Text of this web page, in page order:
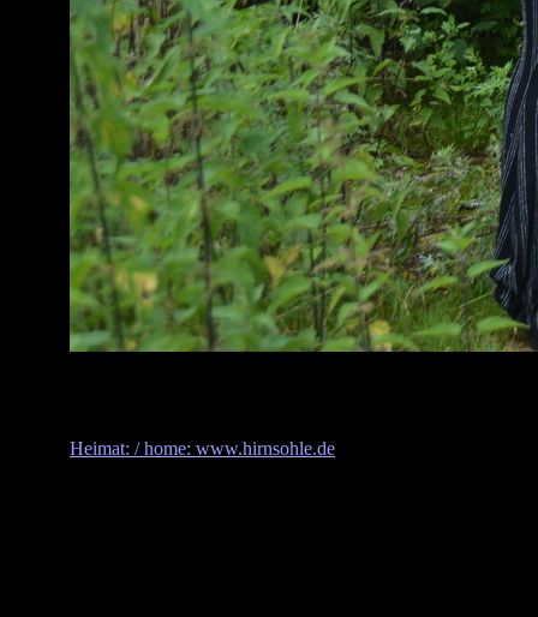
Heimat: / home: www.hirnsohle.de